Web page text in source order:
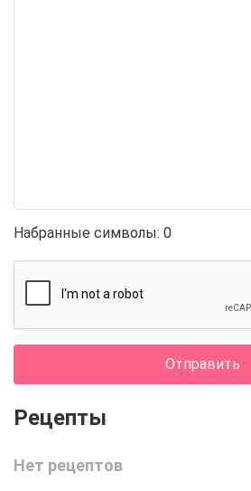
Набранные символы: 0
Отправить
Нет рецептов